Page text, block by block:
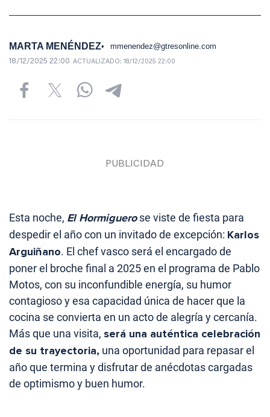
MARTA MENÉNDEZ mmenendez@gtresonline.com
18/12/2025 22:00 ACTUALIZADO: 18/12/2025 22:00
Esta noche, El Hormiguerose viste de fiesta para
despedir el año con un invitado de excepción: Karlos
Arguiñano. El chef vasco será el encargado de
poner el broche final a 2025 en el programa de Pablo
Motos, con su inconfundible energía, su humor
contagioso y esa capacidad única de hacer que la
cocina se convierta en un acto de alegría y cercanía.
Más que una visita, será una auténtica celebración
de su trayectoria, una oportunidad para repasar el
año que termina y disfrutar de anécdotas cargadas
de optimismo y buen humor.